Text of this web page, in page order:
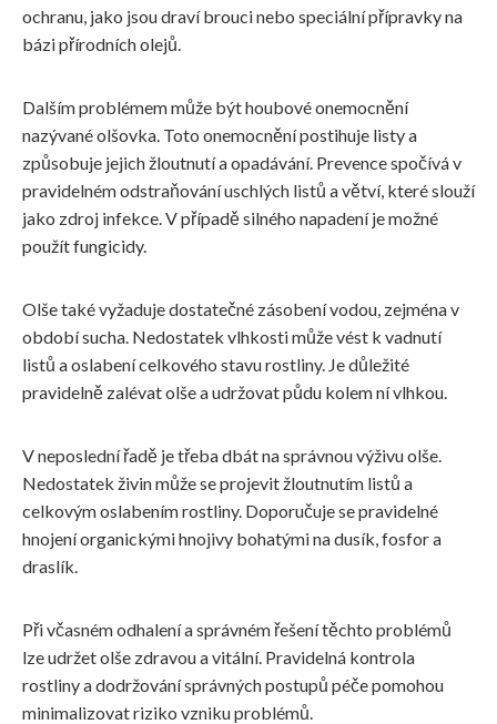
ochranu, jako jsou draví brouci nebo speciální přípravky na
bázi přírodních olejů.
Dalším problémem může být houbové onemocnění
nazývané olšovka. Toto onemocnění postihuje listy a
způsobuje jejich žloutnutí a opadávání. Prevence spočívá v
pravidelném odstraňování uschlých listů a větví, které slouží
jako zdroj infekce. V případě silného napadení je možné
použít fungicidy.
Olše také vyžaduje dostatečné zásobení vodou, zejména v
období sucha. Nedostatek vlhkosti může vést k vadnutí
listů a oslabení celkového stavu rostliny. Je důležité
pravidelně zalévat olše a udržovat půdu kolem ní vlhkou.
V neposlední řadě je třeba dbát na správnou výživu olše.
Nedostatek živin může se projevit žloutnutím listů a
celkovým oslabením rostliny. Doporučuje se pravidelné
hnojení organickými hnojivy bohatými na dusík, fosfor a
draslík.
Při včasném odhalení a správném řešení těchto problémů
lze udržet olše zdravou a vitální. Pravidelná kontrola
rostliny a dodržování správných postupů péče pomohou
minimalizovat riziko vzniku problémů.